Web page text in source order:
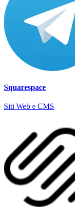
Squarespace
Siti Web e CMS